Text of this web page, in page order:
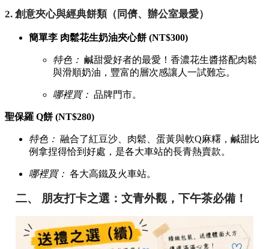
2. 創意夾心與經典餅類（同儕、辦公室最愛）
簡單李 肉鬆花生奶油夾心餅 (NT$300)
特色： 鹹甜愛好者的最愛！香濃花生醬搭配肉鬆
與滑順奶油，豐富的層次感讓人一試難忘。
哪裡買： 品牌門市。
聖保羅 Q餅 (NT$280)
特色： 融合了紅豆沙、肉鬆、蛋黃與軟Q麻糬，鹹甜比
例拿捏得恰到好處，是各大車站的長青熱賣款。
哪裡買： 各大高鐵及火車站。
二、 朋友打卡之選：文青外觀，下午茶必備！